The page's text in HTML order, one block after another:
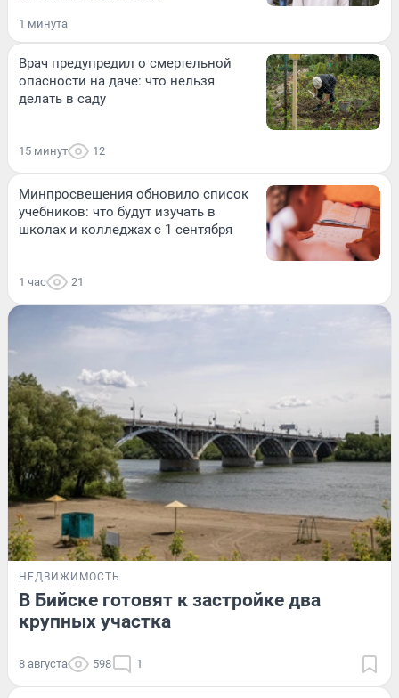
1 минута
Врач предупредил о смертельной
опасности на даче: что нельзя
делать в саду
15 минут 12
Минпросвещения обновило список
учебников: что будут изучать в
школах и колледжах с 1 сентября
1 час 21
НЕДВИЖИМОСТЬ
В Бийске готовят к застройке два
крупных участка
8 августа 598 1